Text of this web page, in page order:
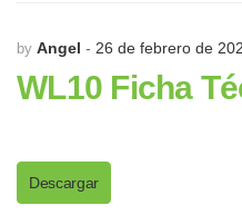
by Angel 26 de febrero de
WL10 Ficha
Descargar